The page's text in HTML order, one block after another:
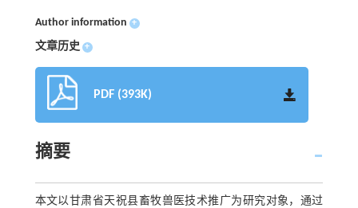
Author information +
文章历史 +
PDF (393K)
摘要
本文以甘肃省天祝县畜牧兽医技术推广为研究对象，通过